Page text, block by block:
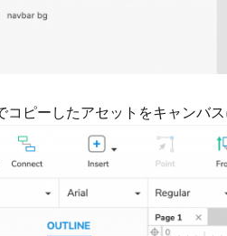
コピーしたアセットをキャンバ